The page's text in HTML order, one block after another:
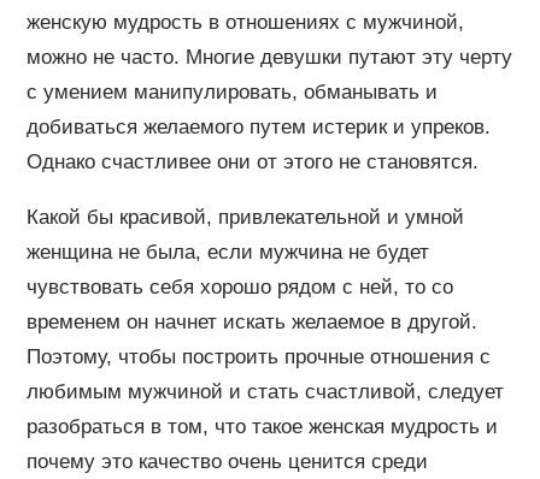
женскую мудрость в отношениях с мужчиной,
можно не часто. Многие девушки путают эту черту
с умением манипулировать, обманывать и
добиваться желаемого путем истерик и упреков.
Однако счастливее они от этого не становятся.
Какой бы красивой, привлекательной и умной
женщина не была, если мужчина не будет
чувствовать себя хорошо рядом с ней, то со
временем он начнет искать желаемое в другой.
Поэтому, чтобы построить прочные отношения с
любимым мужчиной и стать счастливой, следует
разобраться в том, что такое женская мудрость и
почему это качество очень ценится среди